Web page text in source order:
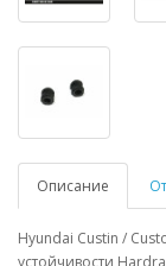
Описание
Hyundai Custin /
устойчивости